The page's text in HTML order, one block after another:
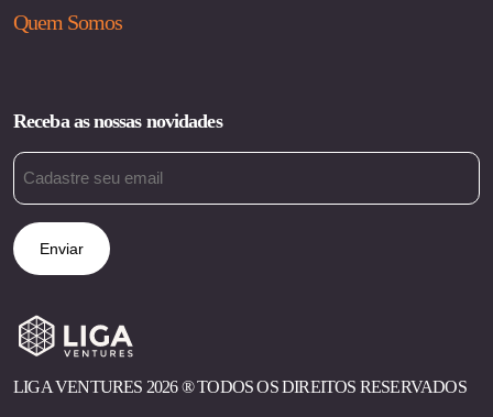
Quem Somos
Receba as nossas novidades
Email
LIGA VENTURES 2026 ®︎ TODOS OS DIREITOS RESERVADOS